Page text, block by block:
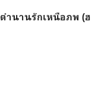
ำนานรักเหนือภพ (ฮ